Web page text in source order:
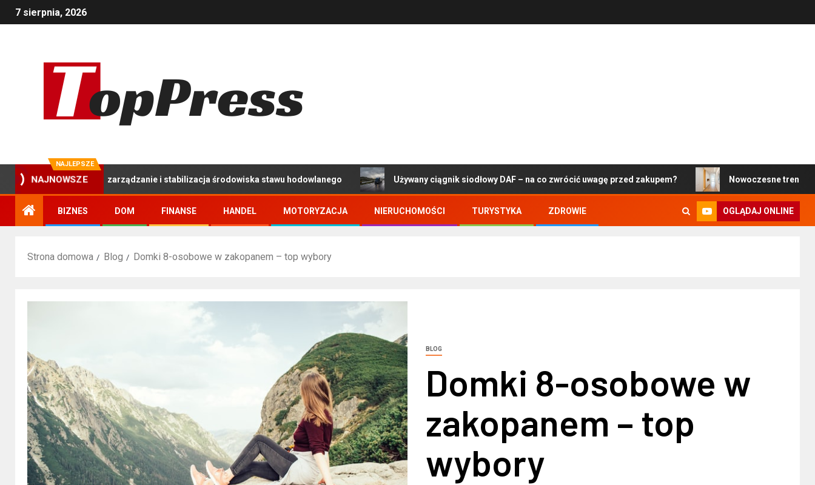
7 sierpnia, 2026
NAJLEPSZE
NAJNOWSZEzarządzanie i stabilizacja środowiska stawu hodowlanego Używany ciągnik siodłowy DAF – na co zwrócić uwagę przed zakupem? Nowoczesne trendy w
BIZNES DOM FINANSE HANDEL MOTORYZACJA NIERUCHOMOŚCI TURYSTYKA ZDROWIE OGLĄDAJ ONLINE
Strona domowa Blog Domki 8-osobowe w zakopanem – top wybory
BLOG
Domki 8-osobowe w
zakopanem – top
wybory